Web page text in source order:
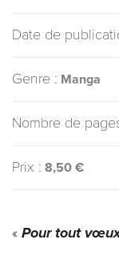
Date de
Genre : Manga
Nombre de
Prix : 8,50 €
« Pour tout